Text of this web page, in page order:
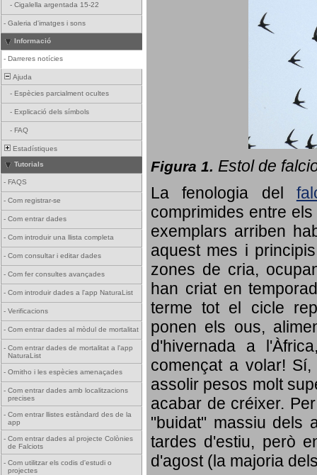
- Cigalella argentada 15-22
- Galeria d'imatges i sons
Informació
- Darreres notícies
Ajuda
- Espècies parcialment ocultes
- Explicació dels símbols
- FAQ
Estadístiques
Tutorials
- FAQS
- Com registrar-se
- Com entrar dades
- Com introduir una llista completa
- Com consultar i editar dades
- Com fer consultes avançades
- Com introduir dades a l'app NaturaList
- Verificacions
- Com entrar dades al mòdul de mortalitat
- Com entrar dades de mortalitat a l'app
NaturaList
- Ornitho i les espècies amenaçades
- Com entrar dades amb localitzacions
precises
- Com entrar llistes estàndard des de la
app
- Com entrar dades al projecte Colònies
de Falciots
- Com utilitzar els codis d'estudi o
projectes
Figura 1. Estol de
La fenologia del
comprimides entre
exemplars arriben
aquest mes i
zones de cria,
han criat en
terme tot el cicle
ponen els ous,
d'hivernada a
començat a volar!
assolir pesos molt
acabar de créixer.
"buidat" massiu dels
tardes d'estiu, però
d'agost (la majoria